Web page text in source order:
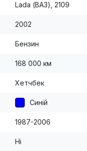
Lada (ВАЗ), 2109
2002
Бензин
168 000 км
Хетчбек
Синій
1987-2006
Ні